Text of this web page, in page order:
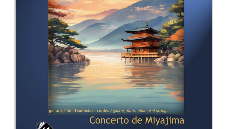
AUTRES PRODUITS